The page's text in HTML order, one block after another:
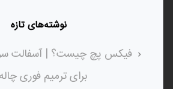
نوشته‌های تازه
فیکس پچ چیست؟ | آسفالت
برای ترمیم فوری